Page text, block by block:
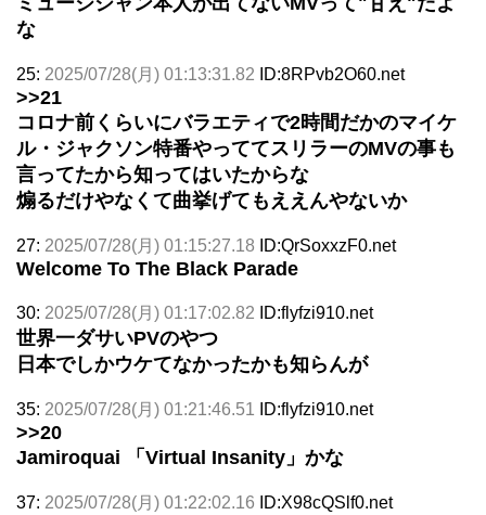
な
25: 2025/07/28(月) 01:13:31.82 ID:8RPvb2O60.net
>>21
コロナ前くらいにバラエティで2時間だかのマイケ
ル・ジャクソン特番やっててスリラーのMVの事も
言ってたから知ってはいたからな
煽るだけやなくて曲挙げてもええんやないか
27: 2025/07/28(月) 01:15:27.18 ID:QrSoxxzF0.net
Welcome To The Black Parade
30: 2025/07/28(月) 01:17:02.82 ID:flyfzi910.net
世界一ダサいPVのやつ
日本でしかウケてなかったかも知らんが
35: 2025/07/28(月) 01:21:46.51 ID:flyfzi910.net
>>20
Jamiroquai 「Virtual Insanity」かな
37: 2025/07/28(月) 01:22:02.16 ID:X98cQSlf0.net